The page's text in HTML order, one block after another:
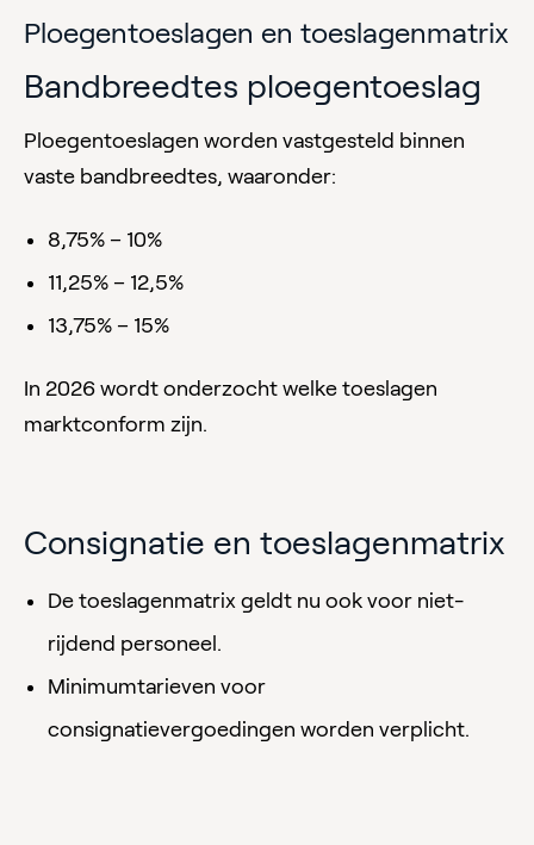
Ploegentoeslagen en toeslagenmatrix
Bandbreedtes ploegentoeslag
Ploegentoeslagen worden vastgesteld binnen
vaste bandbreedtes, waaronder:
8,75% – 10%
11,25% – 12,5%
13,75% – 15%
In 2026 wordt onderzocht welke toeslagen
marktconform zijn.
Consignatie en toeslagenmatrix
De toeslagenmatrix geldt nu ook voor niet-
rijdend personeel.
Minimumtarieven voor
consignatievergoedingen worden verplicht.